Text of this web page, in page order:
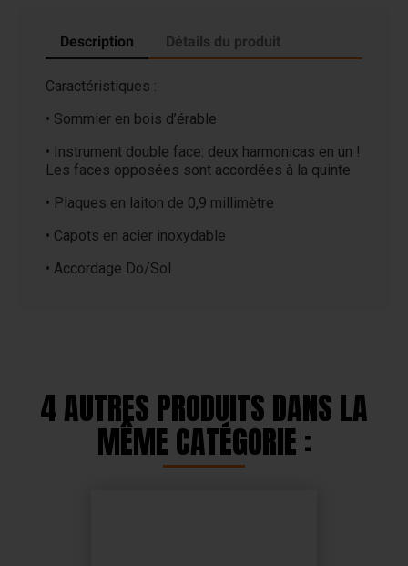
Description Détails du produit
Caractéristiques :
• Sommier en bois d’érable
• Instrument double face: deux harmonicas en un !
Les faces opposées sont accordées à la quinte
• Plaques en laiton de 0,9 millimètre
• Capots en acier inoxydable
• Accordage Do/Sol
4 AUTRES PRODUITS DANS LA
MÊME CATÉGORIE :